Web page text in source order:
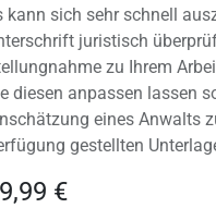
kann sich sehr schnell
juristisch
zu Ihrem
diesen anpassen lassen
eines Anwalts
gestellten
€